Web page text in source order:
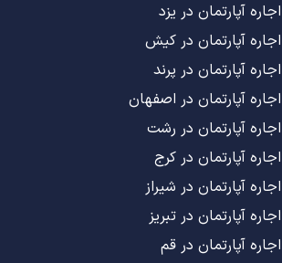
اجاره آپارتمان در یزد
اجاره آپارتمان در کیش
اجاره آپارتمان در پرند
اجاره آپارتمان در اصفهان
اجاره آپارتمان در رشت
اجاره آپارتمان در کرج
اجاره آپارتمان در شیراز
اجاره آپارتمان در تبریز
اجاره آپارتمان در قم